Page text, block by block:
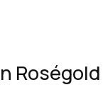
Roségold